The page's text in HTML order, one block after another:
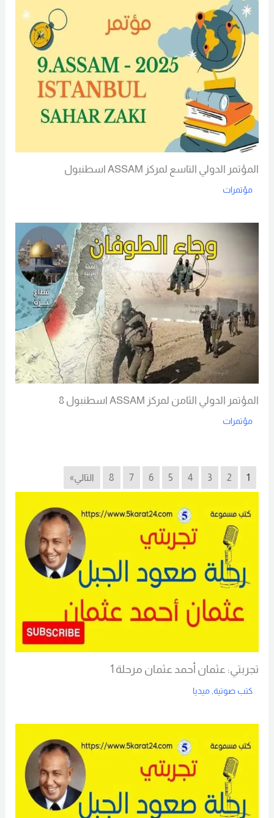
المؤتمر الدولي التاسع لمركز ASSAM اسطنبول
مؤتمرات
المؤتمر الدولي الثامن لمركز ASSAM اسطنبول 8
مؤتمرات
1
2
3
4
5
6
7
8 التالي»
تجربتي: عثمان أحمد عثمان مرحلة 1
كتب صوتية, ميديا